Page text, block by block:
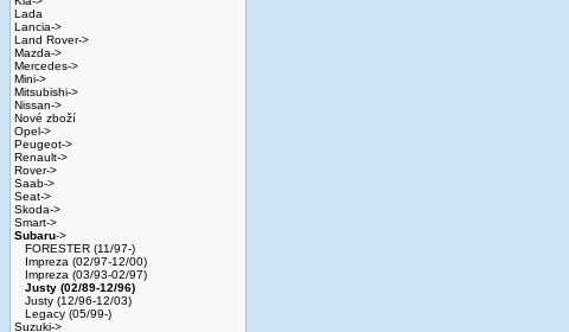
Lada
Lancia->
Land Rover->
Mazda->
Mercedes->
Mini->
Mitsubishi->
Nissan->
Nové zboží
Opel->
Peugeot->
Renault->
Rover->
Saab->
Seat->
Skoda->
Smart->
Subaru->
FORESTER (11/97-)
Impreza (02/97-12/00)
Impreza (03/93-02/97)
Justy (02/89-12/96)
Justy (12/96-12/03)
Legacy (05/99-)
Suzuki->